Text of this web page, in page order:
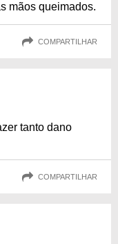
mãos queimados.
COMPARTILHAR
tanto dano
COMPARTILHAR